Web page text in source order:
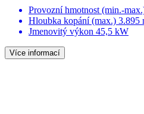
Provozní hmotnost (min.-
Hloubka kopání (max.) 3.895
Jmenovitý výkon 45,5 kW
Více informací